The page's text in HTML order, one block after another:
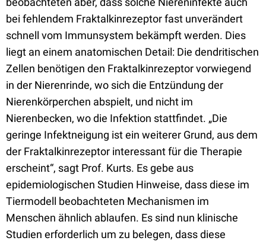
bei fehlendem Fraktalkinrezeptor fast unverändert
schnell vom Immunsystem bekämpft werden. Dies
liegt an einem anatomischen Detail: Die dendritischen
Zellen benötigen den Fraktalkinrezeptor vorwiegend
in der Nierenrinde, wo sich die Entzündung der
Nierenkörperchen abspielt, und nicht im
Nierenbecken, wo die Infektion stattfindet. „Die
geringe Infektneigung ist ein weiterer Grund, aus dem
der Fraktalkinrezeptor interessant für die Therapie
erscheint“, sagt Prof. Kurts. Es gebe aus
epidemiologischen Studien Hinweise, dass diese im
Tiermodell beobachteten Mechanismen im
Menschen ähnlich ablaufen. Es sind nun klinische
Studien erforderlich um zu belegen, dass diese